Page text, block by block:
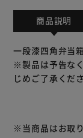
商品説明
一段漆四角弁当箱
※製品は予告な
じめご了承くださ
※当商品はお取